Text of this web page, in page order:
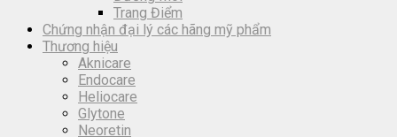
Trang Điểm
Chứng nhận đại lý các hãng mỹ phẩm
Thương hiệu
Aknicare
Endocare
Heliocare
Glytone
Neoretin